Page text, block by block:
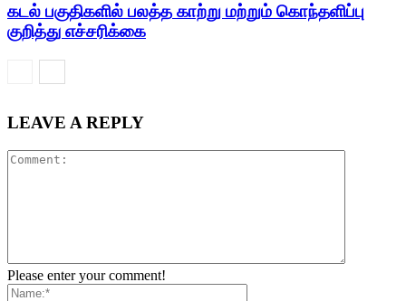
கடல் பகுதிகளில் பலத்த காற்று மற்றும் கொந்தளிப்பு
குறித்து எச்சரிக்கை
LEAVE A REPLY
Please enter your comment!